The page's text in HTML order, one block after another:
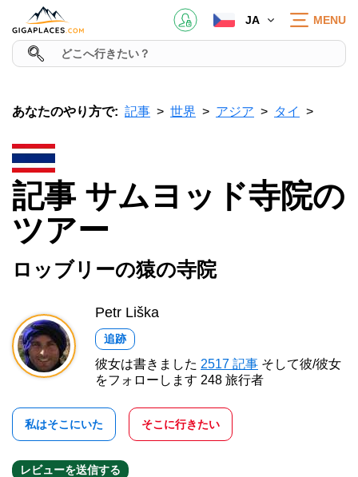
JA MENU
あなたのやり方で: 記事 世界 アジア タイ
記事 サムヨッド寺院の
ツアー
ロッブリーの猿の寺院
Petr Liška
追跡
彼女は書きました 2517 記事 そして彼/彼女
をフォローします 248 旅行者
私はそこにいた そこに行きたい
レビューを送信する